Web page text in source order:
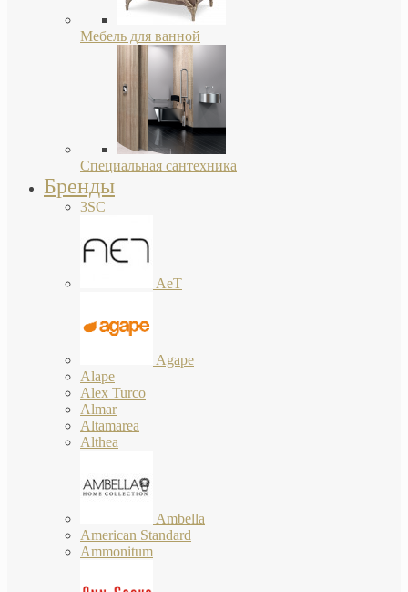
Мебель для ванной
Специальная сантехника
Бренды
3SC
AeT
Agape
Alape
Alex Turco
Almar
Altamarea
Althea
Ambella
American Standard
Ammonitum